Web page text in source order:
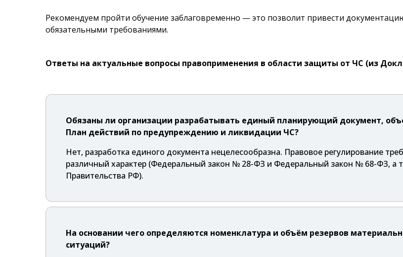
Рекомендуем пройти обучение заблаговременно — это позволит привести
обязательными требованиями.
Ответы на актуальные вопросы правоприменения в области защиты от ЧС (из
Обязаны ли организации разрабатывать единый планирующий документ,
План действий по предупреждению и ликвидации ЧС?
Нет, разработка единого документа нецелесообразна. Правовое регулирование
различный характер (Федеральный закон № 28-ФЗ и Федеральный закон № 68-ФЗ, а
Правительства РФ).
На основании чего определяются номенклатура и объём резервов
ситуаций?